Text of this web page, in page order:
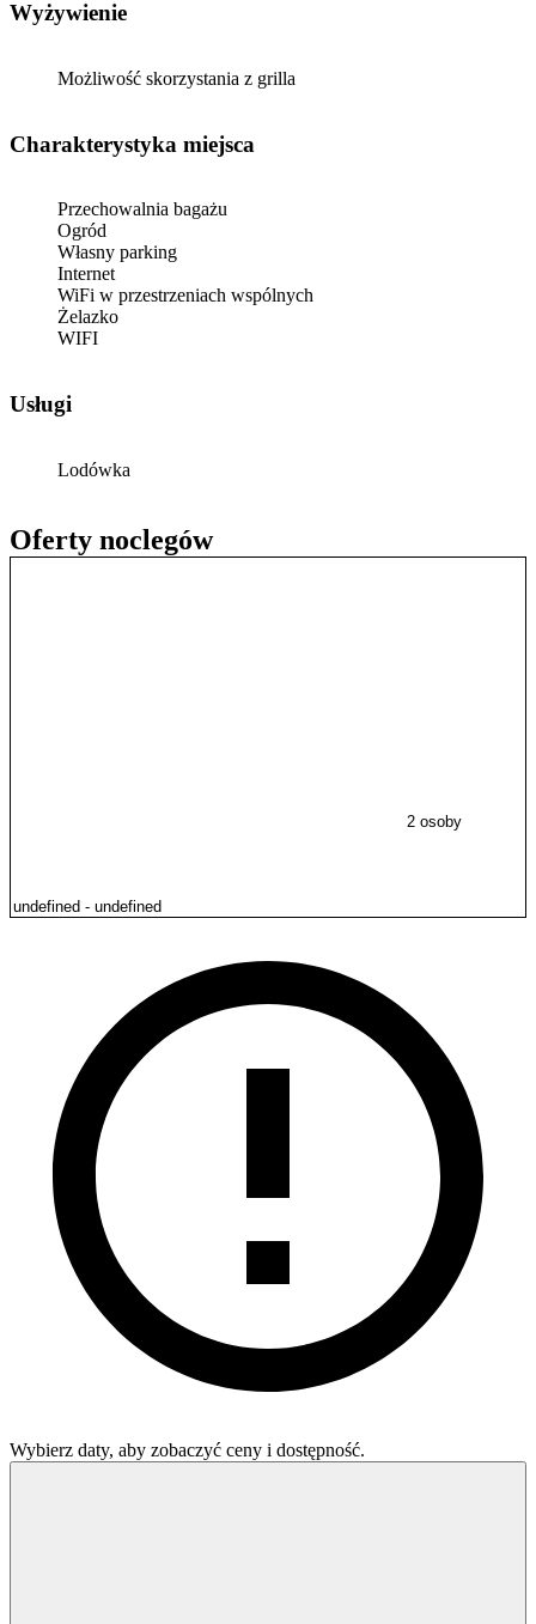
Oferty noclegów
2 osoby
Wybierz daty, aby zobaczyć ceny i dostępność.
Wyżywienie
Możliwość skorzystania z grilla
Charakterystyka miejsca
Przechowalnia bagażu
Ogród
Własny parking
Internet
WiFi w przestrzeniach wspólnych
Żelazko
WIFI
Usługi
Lodówka